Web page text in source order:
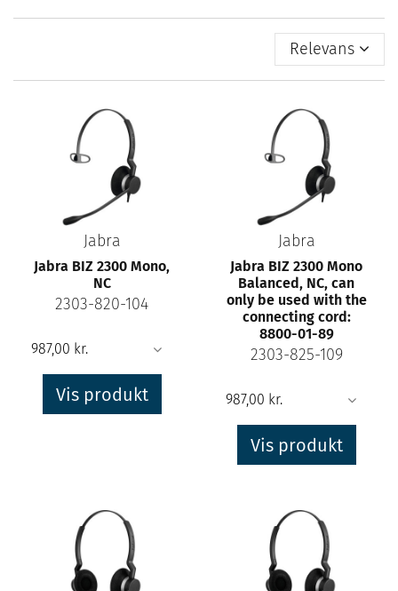
Relevans
Jabra
Jabra BIZ 2300 Mono,
NC
2303-820-104
Vis produkt
Jabra
Jabra BIZ 2300 Mono
Balanced, NC, can
only be used with the
connecting cord:
8800-01-89
2303-825-109
Vis produkt